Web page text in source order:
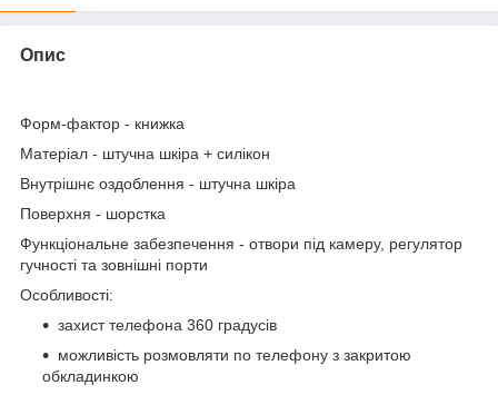
Опис
Форм-фактор - книжка
Матеріал - штучна шкіра + силікон
Внутрішнє оздоблення - штучна шкіра
Поверхня - шорстка
Функціональне забезпечення - отвори під камеру, регулятор
гучності та зовнішні порти
Особливості:
захист телефона 360 градусів
можливість розмовляти по телефону з закритою
обкладинкою